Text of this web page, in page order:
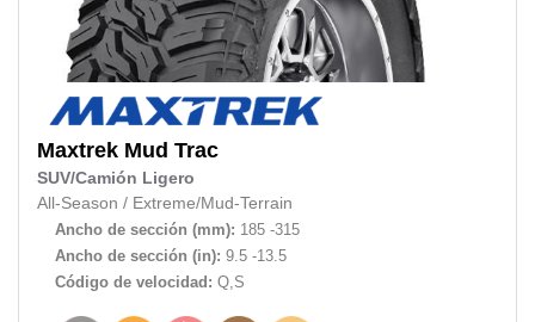
Maxtrek Mud Trac
SUV/Camión Ligero
All-Season / Extreme/Mud-Terrain
Ancho de sección (mm): 185 -315
Ancho de sección (in): 9.5 -13.5
Código de velocidad: Q,S